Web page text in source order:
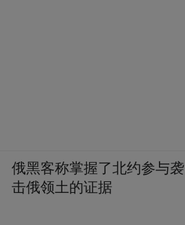
俄黑客称掌握了北约参与袭
击俄领土的证据